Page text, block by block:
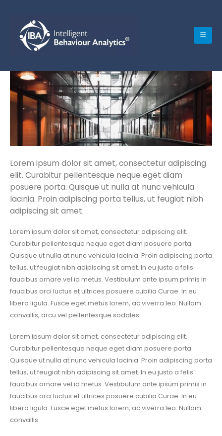
Lorem ipsum dolor sit amet, consectetur adipiscing
elit. Curabitur pellentesque neque eget diam
posuere porta. Quisque ut nulla at nunc vehicula
lacinia. Proin adipiscing porta tellus, ut feugiat nibh
adipiscing sit amet.
Lorem ipsum dolor sit amet, consectetur adipiscing elit.
Curabitur pellentesque neque eget diam posuere porta.
Quisque ut nulla at nunc vehicula lacinia. Proin adipiscing porta
tellus, ut feugiat nibh adipiscing sit amet. In eu justo a felis
faucibus ornare vel id metus. Vestibulum ante ipsum primis in
faucibus orci luctus et ultrices posuere cubilia Curae. In eu
libero ligula. Fusce eget metus lorem, ac viverra leo. Nullam
convallis, arcu vel pellentesque sodales.
Lorem ipsum dolor sit amet, consectetur adipiscing elit.
Curabitur pellentesque neque eget diam posuere porta.
Quisque ut nulla at nunc vehicula lacinia. Proin adipiscing porta
tellus, ut feugiat nibh adipiscing sit amet. In eu justo a felis
faucibus ornare vel id metus. Vestibulum ante ipsum primis in
faucibus orci luctus et ultrices posuere cubilia Curae. In eu
libero ligula. Fusce eget metus lorem, ac viverra leo. Nullam
convallis.